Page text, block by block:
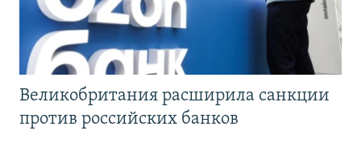
Великобритания расширила санкции
против российских банков